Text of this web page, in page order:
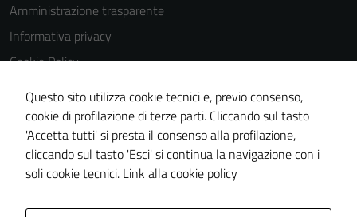
Amministrazione trasparente
Informativa privacy
Cookie Policy
Note legali
Dichiarazione di accessibilità
Obiettivi di accessibilità
Piano di miglioramento del sito
Questo sito utilizza cookie tecnici e, previo consenso,
cookie di profilazione di terze parti. Cliccando sul tasto
'Accetta tutti' si presta il consenso alla profilazione,
cliccando sul tasto 'Esci' si continua la navigazione con i
soli cookie tecnici. Link alla cookie policy